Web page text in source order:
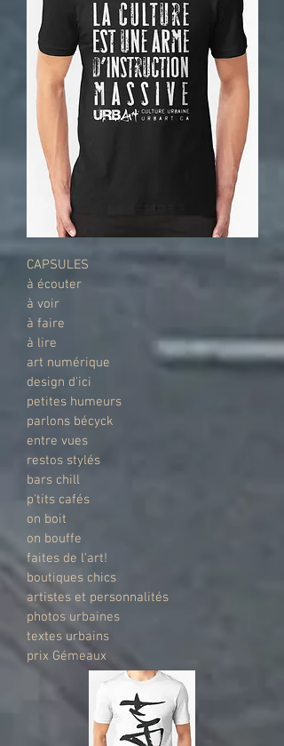
CAPSULES
à écouter
à voir
à faire
à lire
art numérique
design d'ici
petites humeurs
parlons bécyck
entre vues
restos stylés
bars chill
p'tits cafés
on boit
on bouffe
faites de l'art!
boutiques chics
artistes et personnalités
photos urbaines
textes urbains
prix Gémeaux